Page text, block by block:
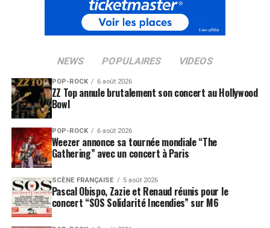
NEWS POPULAIRES VIDEOS
POP-ROCK 6 août 2026
ZZ Top annule brutalement son concert au Hollywood
Bowl
POP-ROCK 6 août 2026
Weezer annonce sa tournée mondiale “The
Gathering” avec un concert à Paris
SCÈNE FRANÇAISE 5 août 2026
Pascal Obispo, Zazie et Renaud réunis pour le
concert “SOS Solidarité Incendies” sur M6